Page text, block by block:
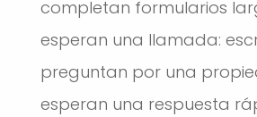
completan formularios
esperan una llamada:
preguntan por una
esperan una respuesta